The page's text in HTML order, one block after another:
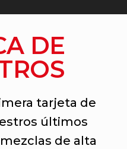
DE
tarjeta de
últimos
de alta